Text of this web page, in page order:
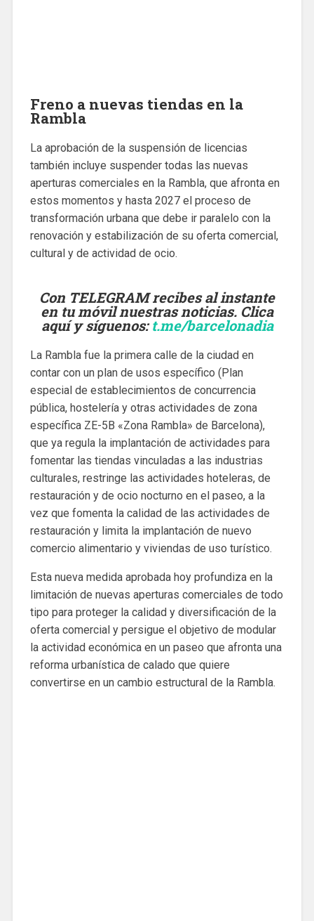
Freno a nuevas tiendas en la
Rambla
La aprobación de la suspensión de licencias
también incluye suspender todas las nuevas
aperturas comerciales en la Rambla, que afronta en
estos momentos y hasta 2027 el proceso de
transformación urbana que debe ir paralelo con la
renovación y estabilización de su oferta comercial,
cultural y de actividad de ocio.
Con TELEGRAM recibes al instante
en tu móvil nuestras noticias. Clica
aquí y síguenos:t.me/barcelonadia
La Rambla fue la primera calle de la ciudad en
contar con un plan de usos específico (Plan
especial de establecimientos de concurrencia
pública, hostelería y otras actividades de zona
específica ZE-5B «Zona Rambla» de Barcelona),
que ya regula la implantación de actividades para
fomentar las tiendas vinculadas a las industrias
culturales, restringe las actividades hoteleras, de
restauración y de ocio nocturno en el paseo, a la
vez que fomenta la calidad de las actividades de
restauración y limita la implantación de nuevo
comercio alimentario y viviendas de uso turístico.
Esta nueva medida aprobada hoy profundiza en la
limitación de nuevas aperturas comerciales de todo
tipo para proteger la calidad y diversificación de la
oferta comercial y persigue el objetivo de modular
la actividad económica en un paseo que afronta una
reforma urbanística de calado que quiere
convertirse en un cambio estructural de la Rambla.